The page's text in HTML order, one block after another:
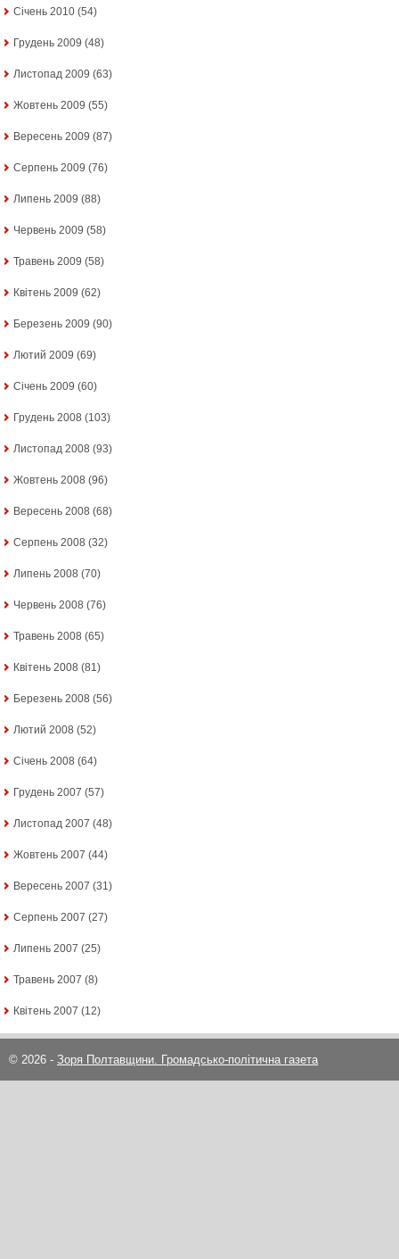
Січень 2010 (54)
Грудень 2009 (48)
Листопад 2009 (63)
Жовтень 2009 (55)
Вересень 2009 (87)
Серпень 2009 (76)
Липень 2009 (88)
Червень 2009 (58)
Травень 2009 (58)
Квітень 2009 (62)
Березень 2009 (90)
Лютий 2009 (69)
Січень 2009 (60)
Грудень 2008 (103)
Листопад 2008 (93)
Жовтень 2008 (96)
Вересень 2008 (68)
Серпень 2008 (32)
Липень 2008 (70)
Червень 2008 (76)
Травень 2008 (65)
Квітень 2008 (81)
Березень 2008 (56)
Лютий 2008 (52)
Січень 2008 (64)
Грудень 2007 (57)
Листопад 2007 (48)
Жовтень 2007 (44)
Вересень 2007 (31)
Серпень 2007 (27)
Липень 2007 (25)
Травень 2007 (8)
Квітень 2007 (12)
© 2026 - Зоря Полтавщини. Громадсько-політична газета